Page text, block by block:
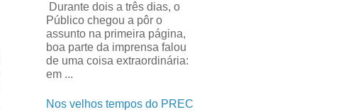
Durante dois a três dias, o
Público chegou a pôr o
assunto na primeira página,
boa parte da imprensa falou
de uma coisa extraordinária:
em ...
Nos velhos tempos do PREC